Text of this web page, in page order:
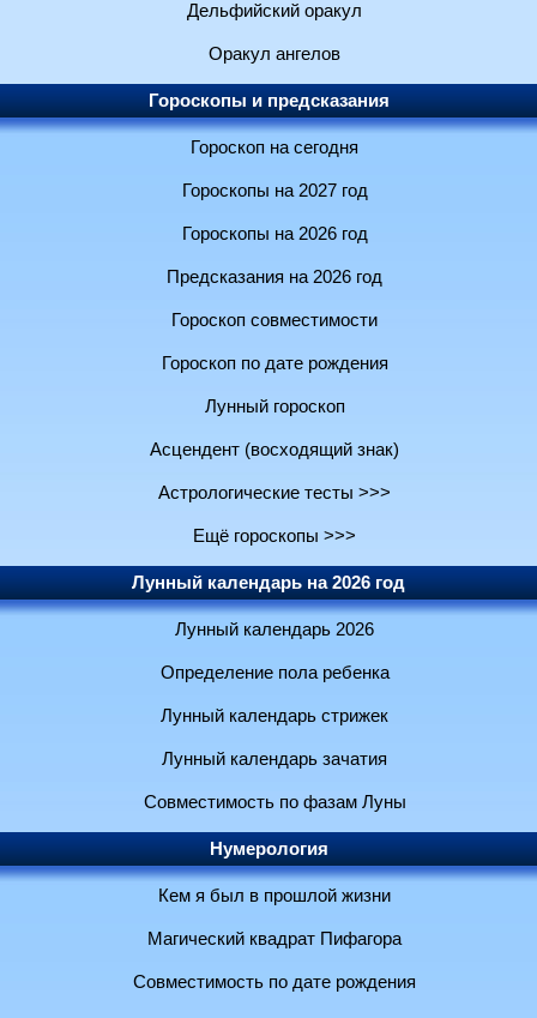
Дельфийский оракул
Оракул ангелов
Гороскопы и предсказания
Гороскоп на сегодня
Гороскопы на 2027 год
Гороскопы на 2026 год
Предсказания на 2026 год
Гороскоп совместимости
Гороскоп по дате рождения
Лунный гороскоп
Асцендент (восходящий знак)
Астрологические тесты >>>
Ещё гороскопы >>>
Лунный календарь на 2026 год
Лунный календарь 2026
Определение пола ребенка
Лунный календарь стрижек
Лунный календарь зачатия
Совместимость по фазам Луны
Нумерология
Кем я был в прошлой жизни
Магический квадрат Пифагора
Совместимость по дате рождения